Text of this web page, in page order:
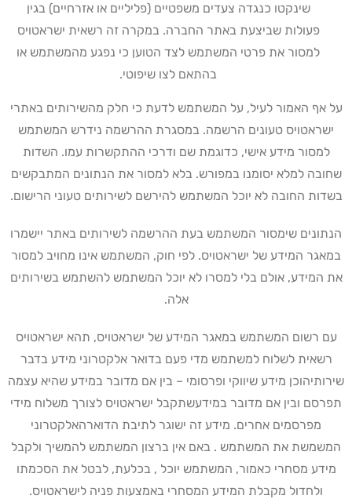
שינקטו כנגדה צעדים משפטיים (פליליים או אזרחיים) בגין
פעולות שביצעת באתר החברה. במקרה זה רשאית ישראטויס
למסור את פרטי המשתמש לצד הטוען כי נפגע מהמשתמש או
בהתאם לצו שיפוטי.
על אף האמור לעיל, על המשתמש לדעת כי חלק מהשירותים באתרי
ישראטויס טעונים הרשמה. במסגרת ההרשמה נידרש המשתמש
למסור מידע אישי, כדוגמת שם ודרכי ההתקשרות עמו. השדות
שחובה למלא יסומנו במפורש. בלא למסור את הנתונים המתבקשים
בשדות החובה לא יוכל המשתמש להירשם לשירותים טעוני הרישום.
הנתונים שימסור המשתמש בעת ההרשמה לשירותים באתר יישמרו
במאגר המידע של ישראטויס. לפי חוק, המשתמש אינו מחויב למסור
את המידע, אולם בלי למסרו לא יוכל המשתמש להשתמש בשירותים
אלה.
עם רשום המשתמש במאגר המידע של ישראטויס, תהא ישראטויס
רשאית לשלוח למשתמש מדי פעם בדואר אלקטרוני מידע בדבר
שירותיהוכן מידע שיווקי ופרסומי – בין אם מדובר במידע שהיא עצמה
תפרסם ובין אם מדובר במידעשתקבל ישראטויס לצורך משלוח מידי
מפרסמים אחרים. מידע זה ישוגר לתיבת הדוארהאלקטרוני
המשמשת את המשתמש . באם אין ברצון המשתמש להמשיך ולקבל
מידע מסחרי כאמור, המשתמש יוכל , בכלעת, לבטל את הסכמתו
ולחדול מקבלת המידע המסחרי באמצעות פניה לישראטויס.